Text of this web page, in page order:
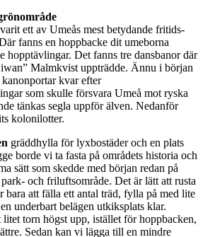
ett av Umeås mest betydande fritids-
fanns en hoppbacke dit umeborna
hopptävlingar. Det fanns tre dansbanor där
Malmkvist uppträdde. Ännu i början
kvar efter
som skulle försvara Umeå mot ryska
tänkas segla uppför älven. Nedanför
kolonilotter.
gräddhylla för lyxbostäder och en plats
borde vi ta fasta på områdets historia och
sätt som skedde med början redan på
och friluftsområde. Det är lätt att rusta
bara att fälla ett antal träd, fylla på med lite
underbart belägen utkiksplats klar.
torn högst upp, istället för hoppbacken,
Sedan kan vi lägga till en mindre